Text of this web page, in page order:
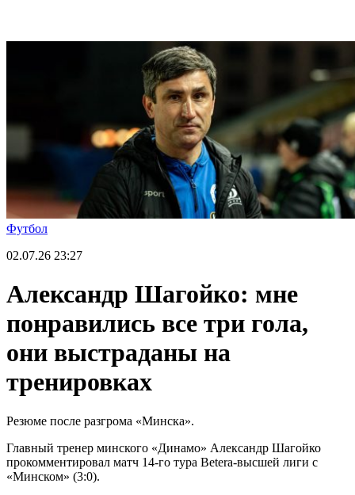
Футбол
02.07.26 23:27
Александр Шагойко: мне
понравились все три гола,
они выстраданы на
тренировках
Резюме после разгрома «Минска».
Главный тренер минского «Динамо» Александр Шагойко
прокомментировал матч 14-го тура Betera-высшей лиги с
«Минском» (3:0).